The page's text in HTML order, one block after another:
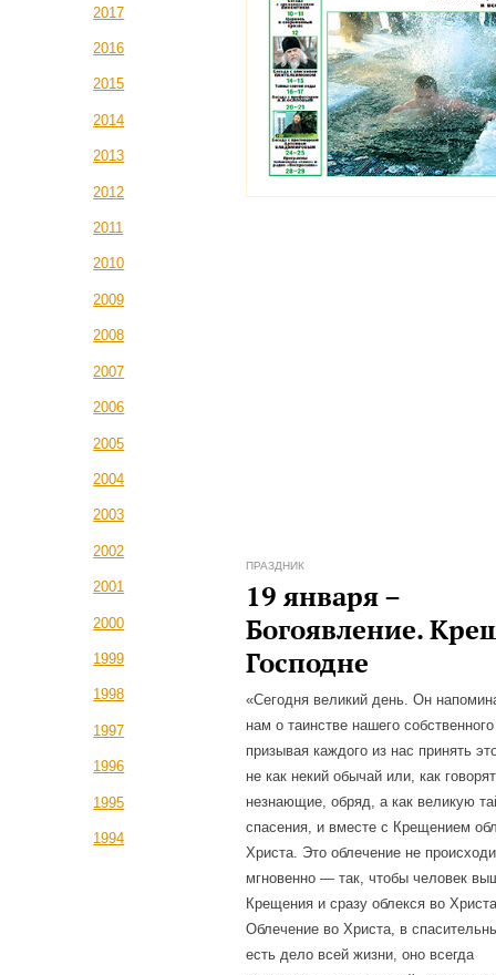
2017
2016
2015
2014
2013
2012
2011
2010
2009
2008
2007
2006
2005
2004
2003
2002
2001
2000
1999
1998
1997
1996
1995
1994
ПРАЗДНИК
19 января –
Богоявление.
Господне
«Сегодня великий день. Он
нам о таинстве нашего
призывая каждого из нас принять
не как некий обычай или, как
незнающие, обряд, а как великую
спасения, и вместе с Крещением
Христа. Это облечение не
мгновенно — так, чтобы человек
Крещения и сразу облекся во
Облечение во Христа, в
есть дело всей жизни, оно всегда